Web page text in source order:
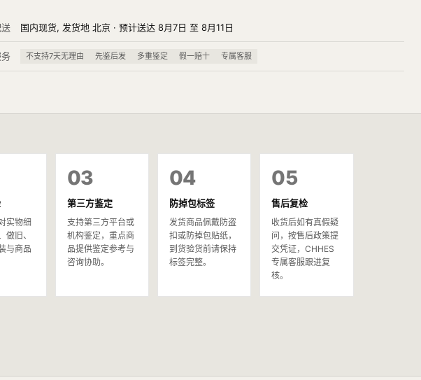
国内现货, 发货地 北京 · 预计送达 8月7日 至 8月11日
不支持7天无理由 先鉴后发 多重鉴定 假一赔十 专属客服
实物细
做旧、
与商品
03
第三方鉴定
支持第三方平台或
机构鉴定，重点商
品提供鉴定参考与
咨询协助。
04
防掉包标签
发货商品佩戴防盗
扣或防掉包贴纸，
到货验货前请保持
标签完整。
05
售后复检
收货后如有真假疑
问，按售后政策提
交凭证，CHHES
专属客服跟进复
核。